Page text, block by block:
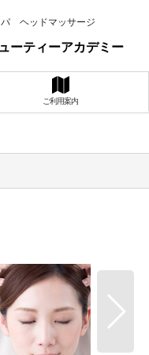
ヘッドマッサージ
ーティーアカデミー
ご利用案内